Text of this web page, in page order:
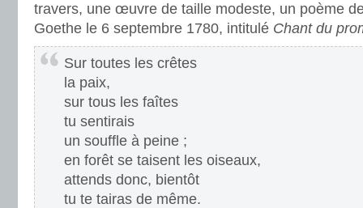
travers, une œuvre de taille modeste, un poème
Goethe le 6 septembre 1780, intitulé Chant du
Sur toutes les crêtes
la paix,
sur tous les faîtes
tu sentirais
un souffle à peine ;
en forêt se taisent les oiseaux,
attends donc, bientôt
tu te tairas de même.